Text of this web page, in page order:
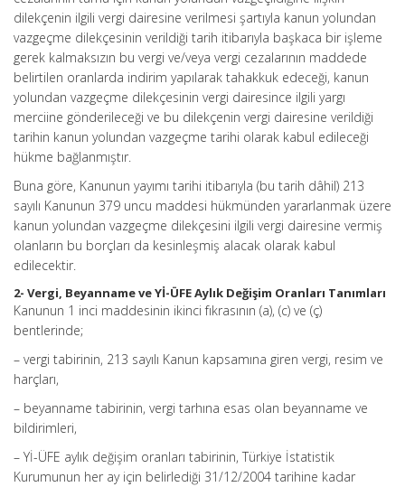
dilekçenin ilgili vergi dairesine verilmesi şartıyla kanun yolundan
vazgeçme dilekçesinin verildiği tarih itibarıyla başkaca bir işleme
gerek kalmaksızın bu vergi ve/veya vergi cezalarının maddede
belirtilen oranlarda indirim yapılarak tahakkuk edeceği, kanun
yolundan vazgeçme dilekçesinin vergi dairesince ilgili yargı
merciine gönderileceği ve bu dilekçenin vergi dairesine verildiği
tarihin kanun yolundan vazgeçme tarihi olarak kabul edileceği
hükme bağlanmıştır.
Buna göre, Kanunun yayımı tarihi itibarıyla (bu tarih dâhil) 213
sayılı Kanunun 379 uncu maddesi hükmünden yararlanmak üzere
kanun yolundan vazgeçme dilekçesini ilgili vergi dairesine vermiş
olanların bu borçları da kesinleşmiş alacak olarak kabul
edilecektir.
2- Vergi, Beyanname ve Yİ-ÜFE Aylık Değişim Oranları Tanımları
Kanunun 1 inci maddesinin ikinci fıkrasının (a), (c) ve (ç)
bentlerinde;
– vergi tabirinin, 213 sayılı Kanun kapsamına giren vergi, resim ve
harçları,
– beyanname tabirinin, vergi tarhına esas olan beyanname ve
bildirimleri,
– Yİ-ÜFE aylık değişim oranları tabirinin, Türkiye İstatistik
Kurumunun her ay için belirlediği 31/12/2004 tarihine kadar